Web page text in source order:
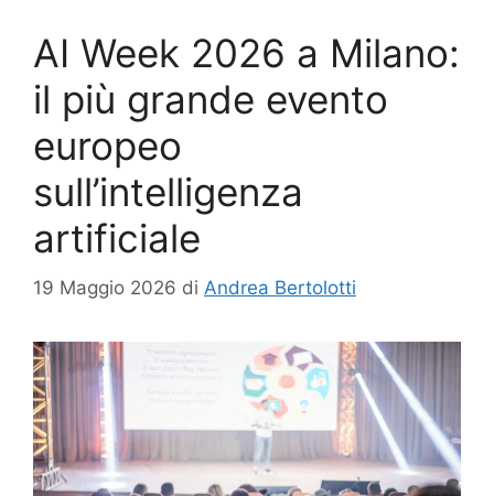
AI Week 2026 a Milano:
il più grande evento
europeo
sull’intelligenza
artificiale
19 Maggio 2026 di Andrea Bertolotti